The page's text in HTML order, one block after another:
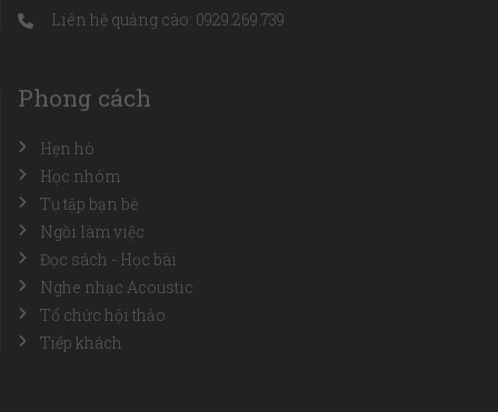
Liên hệ quảng cáo: 0929.269.739
Phong cách
Hẹn hò
Học nhóm
Tụ tập bạn bè
Ngồi làm việc
Đọc sách - Học bài
Nghe nhạc Acoustic
Tổ chức hội thảo
Tiếp khách